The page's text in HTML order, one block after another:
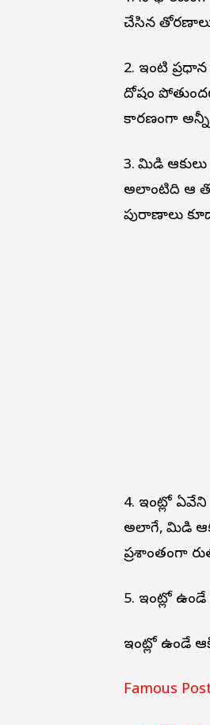
చేసిన తోరణాలు
2. ఇంటి
దోషం
కారణంగా
3. మామిడి
అలాంటిది ఆ
పురాణాలు
4. ఇంట్లో ఏవేని
అలాగే, మామిడి
ప్ర‌శాంతంగా
5. ఇంట్లో
ఇంట్లో ఉండే
Famous